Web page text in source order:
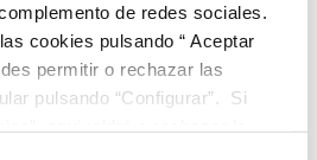
de redes sociales.
cookies pulsando “ Aceptar
permitir o rechazar las
pulsando “Configurar”. Si
Coneix-nos